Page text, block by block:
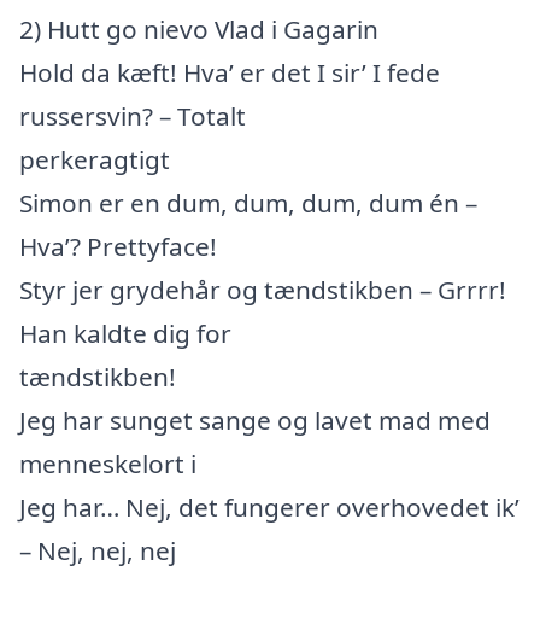
2) Hutt go nievo Vlad i Gagarin
Hold da kæft! Hva’ er det I sir’ I fede
russersvin? – Totalt
perkeragtigt
Simon er en dum, dum, dum, dum én –
Hva’? Prettyface!
Styr jer grydehår og tændstikben – Grrrr!
Han kaldte dig for
tændstikben!
Jeg har sunget sange og lavet mad med
menneskelort i
Jeg har… Nej, det fungerer overhovedet ik’
– Nej, nej, nej